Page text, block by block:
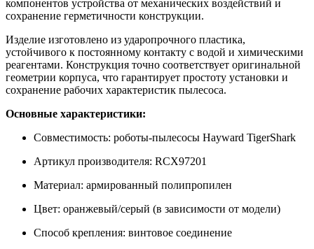
компонентов устройства от механических воздействий и
сохранение герметичности конструкции.
Изделие изготовлено из ударопрочного пластика,
устойчивого к постоянному контакту с водой и химическими
реагентами. Конструкция точно соответствует оригинальной
геометрии корпуса, что гарантирует простоту установки и
сохранение рабочих характеристик пылесоса.
Основные характеристики:
Совместимость: роботы-пылесосы Hayward TigerShark
Артикул производителя: RCX97201
Материал: армированный полипропилен
Цвет: оранжевый/серый (в зависимости от модели)
Способ крепления: винтовое соединение